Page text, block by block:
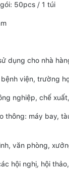
50pcs / 1 túi
dụng cho nhà
viện, trường
nghiệp, chế
thông: máy bay,
văn phòng,
hội nghị, hội